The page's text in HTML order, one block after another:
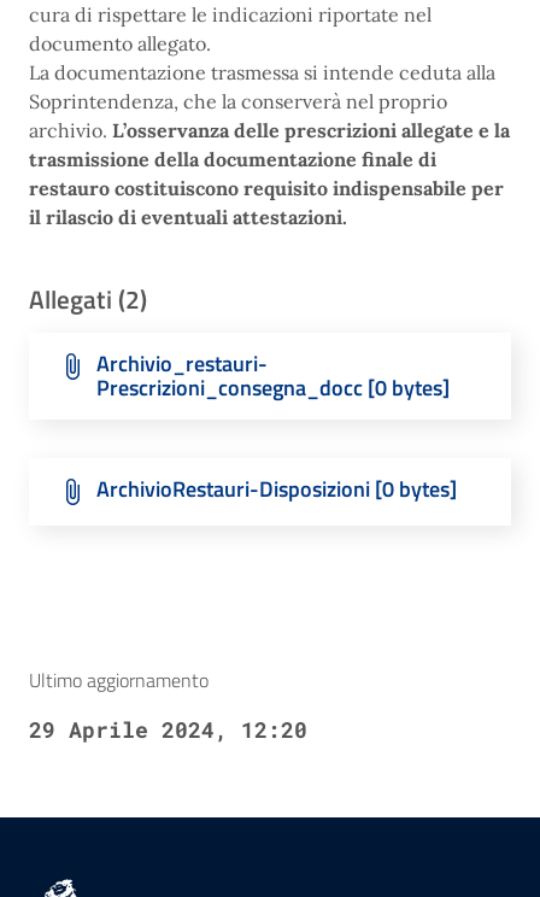
cura di rispettare le indicazioni riportate nel
documento allegato.
La documentazione trasmessa si intende ceduta alla
Soprintendenza, che la conserverà nel proprio
archivio. L’osservanza delle prescrizioni allegate e la
trasmissione della documentazione finale di
restauro costituiscono requisito indispensabile per
il rilascio di eventuali attestazioni.
Allegati (2)
Archivio_restauri-
Prescrizioni_consegna_docc [0 bytes]
ArchivioRestauri-Disposizioni [0 bytes]
Ultimo aggiornamento
29 Aprile 2024, 12:20